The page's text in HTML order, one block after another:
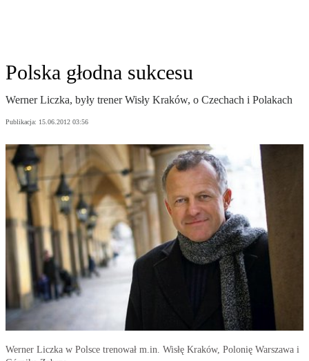
Polska głodna sukcesu
Werner Liczka, były trener Wisły Kraków, o Czechach i Polakach
Publikacja: 15.06.2012 03:56
Werner Liczka w Polsce trenował m.in. Wisłę Kraków, Polonię Warszawa i